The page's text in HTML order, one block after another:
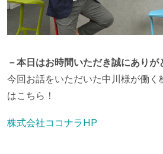
－本日はお時間いただき誠にありが
今回お話をいただいた中川様が働
はこちら！
株式会社ココナラHP